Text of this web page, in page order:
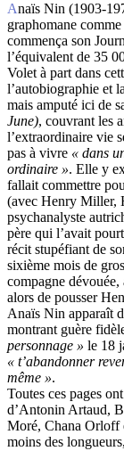
Anaïs Nin (1903-1977) fut une diariste de la trempe d’Amiel :
graphomane
commença son
l’équivalent de 35
Volet à part dans
l’autobiographie et
mais amputé ici de
June), couvrant les
l’extraordinaire vie
pas à vivre « dans
ordinaire ». Elle y
fallait commettre
(avec Henry Miller,
psychanalyste
père qui l’avait
récit stupéfiant de
sixième mois de
compagne
alors de pousser
Anaïs Nin apparaît
montrant guère
personnage » le 18
« t’abandonner
même ».
Toutes ces pages
d’Antonin Artaud,
Moré, Chana Orloff
moins des